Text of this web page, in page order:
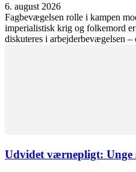
6. august 2026
Fagbevægelsen rolle i kampen
imperialistisk krig og folkemord
diskuteres i arbejderbevægelsen –
Udvidet værnepligt: